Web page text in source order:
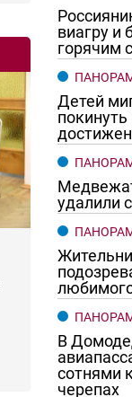
виагру и
горячим
Детей
удалили
В
сотнями
черепах